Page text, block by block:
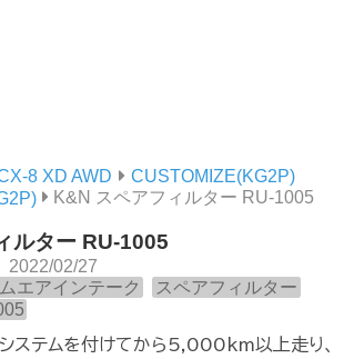
8 XD AWD
CUSTOMIZE(KG2P)
K&N スペアフィルター RU-1005
ルター RU-1005
2022/02/27
エアインテーク
スペアフィルター
システムを付けてから5,000km以上走り、